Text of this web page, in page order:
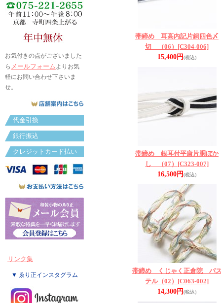
お気付きの点がございました
ら メールフォームよりお気
軽にお問い合わせ下さいま
せ。
代金引換
銀行振込
クレジットカード払い
リンク集
▼ ゑり正インスタグラム
帯締め 耳高内記片銅四色〆
切 （06） [C304-006]
15,400円(税込)
帯締め 銀耳付平唐片胴ぼか
し （07） [C323-007]
16,500円(税込)
帯締め くじゃく正倉院 パ
テル（02） [C063-002]
14,300円(税込)